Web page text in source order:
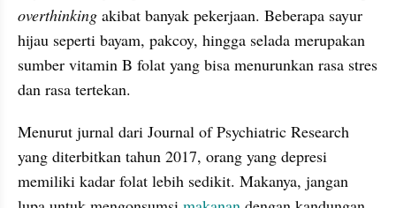
overthinking akibat banyak pekerjaan. Beberapa sayur
hijau seperti bayam, pakcoy, hingga selada merupakan
sumber vitamin B folat yang bisa menurunkan rasa stres
dan rasa tertekan.
Menurut jurnal dari Journal of Psychiatric Research
yang diterbitkan tahun 2017, orang yang depresi
memiliki kadar folat lebih sedikit. Makanya, jangan